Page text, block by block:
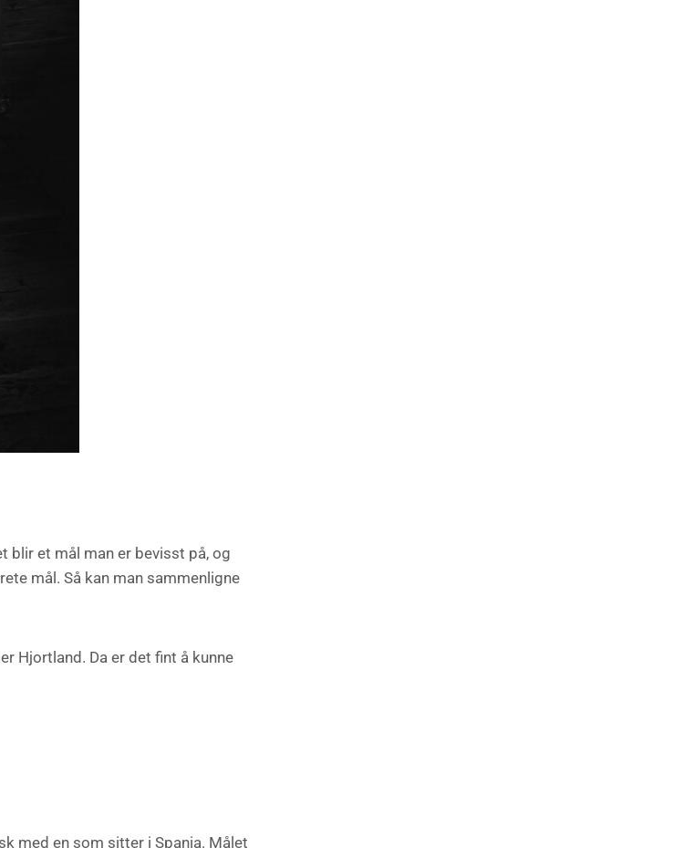
blir et mål man er bevisst på, og
mål. Så kan man sammenligne
Hjortland. Da er det fint å kunne
med en som sitter i Spania. Målet